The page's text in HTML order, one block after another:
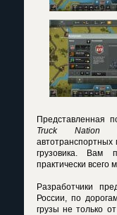
Представленная
Truck Nation
автотранспортных
грузовика. Вам
практически всего
Разработчики
России, по
грузы не только